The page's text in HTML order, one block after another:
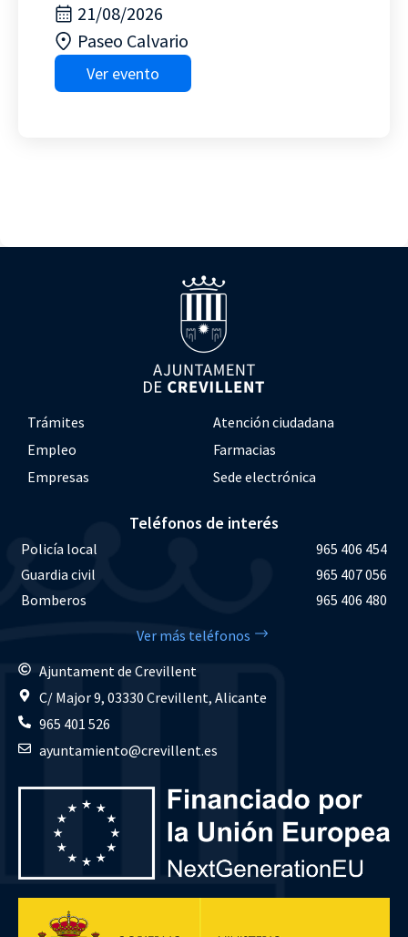
21/08/2026
Paseo Calvario
Ver evento
Trámites
Atención ciudadana
Empleo
Farmacias
Empresas
Sede electrónica
Teléfonos de interés
Policía local
965 406 454
Guardia civil
965 407 056
Bomberos
965 406 480
Ver más teléfonos
Ajuntament de Crevillent
C/ Major 9, 03330 Crevillent, Alicante
965 401 526
ayuntamiento@crevillent.es